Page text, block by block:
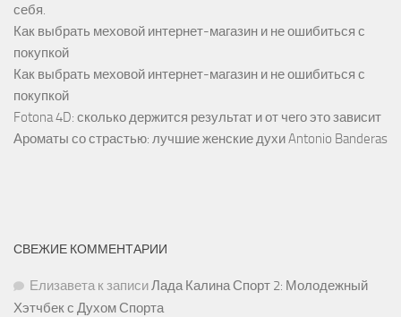
себя.
Как выбрать меховой интернет-магазин и не ошибиться с
покупкой
Как выбрать меховой интернет-магазин и не ошибиться с
покупкой
Fotona 4D: сколько держится результат и от чего это зависит
Ароматы со страстью: лучшие женские духи Antonio Banderas
СВЕЖИЕ КОММЕНТАРИИ
Елизаветак записиЛада Калина Спорт 2: Молодежный
Хэтчбек с Духом Спорта